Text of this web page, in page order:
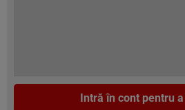
Intră în cont pentru